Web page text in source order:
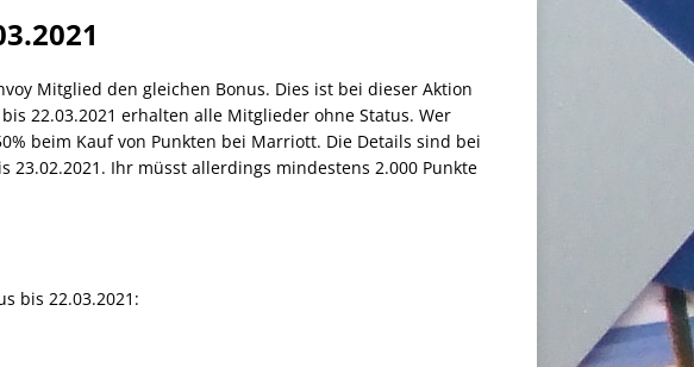
Mitglied den gleichen Bonus. Dies ist bei dieser Aktion
22.03.2021 erhalten alle Mitglieder ohne Status. Wer
beim Kauf von Punkten bei Marriott. Die Details sind bei
Ihr müsst allerdings mindestens 2.000 Punkte
bis 22.03.2021: